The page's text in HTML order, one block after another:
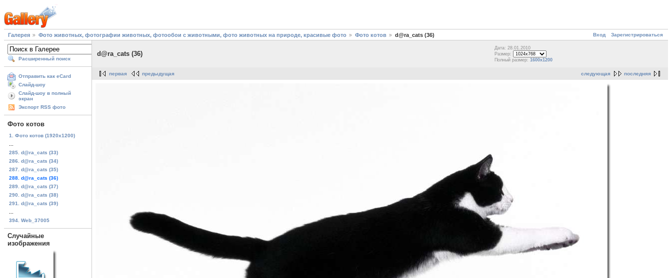
Вход Зарегистрироваться
Галерея Фото животных, фотографии животных, фотообои с животными, фото животных на природе, красивые фото Фото котов d@ra_cats (36)
Расширенный поиск
Отправить как eCard
Слайд-шоу
Слайд-шоу в полный
экран
Экспорт RSS фото
Фото котов
1. Фото котов (1920х1200)
285. d@ra_cats (33)
286. d@ra_cats (34)
287. d@ra_cats (35)
288. d@ra_cats (36)
289. d@ra_cats (37)
290. d@ra_cats (38)
291. d@ra_cats (39)
394. Web_37005
Случайные
изображения
d@ra_cats (36)
Дата: 28.01.2010
Размер:
Полный размер: 1600x1200
следующая последняя
первая предыдущая